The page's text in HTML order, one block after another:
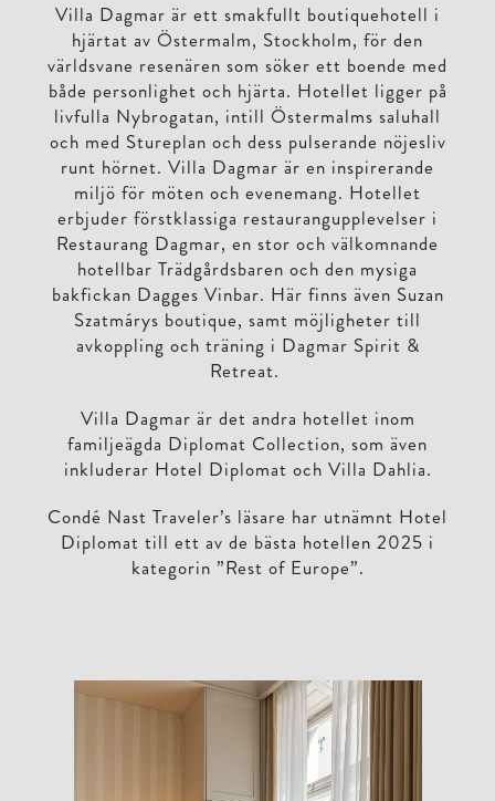
Villa Dagmar är ett smakfullt boutiquehotell i
hjärtat av Östermalm, Stockholm, för den
världsvane resenären som söker ett boende med
både personlighet och hjärta. Hotellet ligger på
livfulla Nybrogatan, intill Östermalms saluhall
och med Stureplan och dess pulserande nöjesliv
runt hörnet. Villa Dagmar är en inspirerande
miljö för möten och evenemang. Hotellet
erbjuder förstklassiga restaurangupplevelser i
Restaurang Dagmar, en stor och välkomnande
hotellbar Trädgårdsbaren och den mysiga
bakfickan Dagges Vinbar. Här finns även Suzan
Szatmárys boutique, samt möjligheter till
avkoppling och träning i Dagmar Spirit &
Retreat.
Villa Dagmar är det andra hotellet inom
familjeägda Diplomat Collection, som även
inkluderar Hotel Diplomat och Villa Dahlia.
Condé Nast Traveler’s läsare har utnämnt Hotel
Diplomat till ett av de bästa hotellen 2025 i
kategorin ”Rest of Europe”.